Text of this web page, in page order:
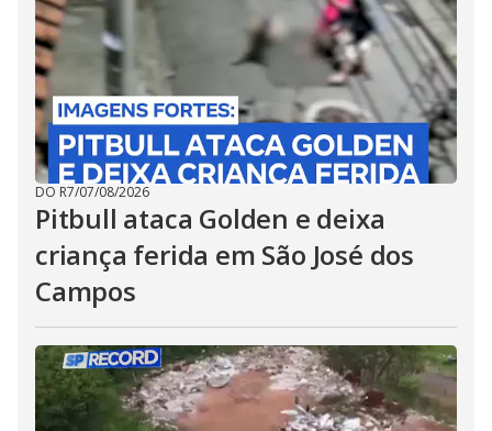
DO R7/07/08/2026
Pitbull ataca Golden e deixa
criança ferida em São José dos
Campos